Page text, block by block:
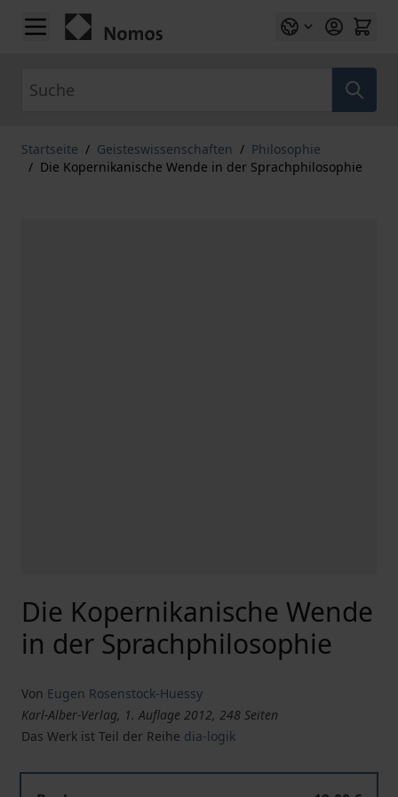
Zum Inhalt springen
Startseite / Geisteswissenschaften / Philosophie
/ Die Kopernikanische Wende in der Sprachphilosophie
Die Kopernikanische Wende
in der Sprachphilosophie
Von Eugen Rosenstock-Huessy
Karl-Alber-Verlag, 1. Auflage 2012, 248 Seiten
Das Werk ist Teil der Reihe dia-logik